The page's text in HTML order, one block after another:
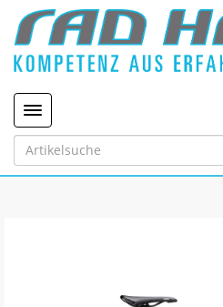
Toggle navigation